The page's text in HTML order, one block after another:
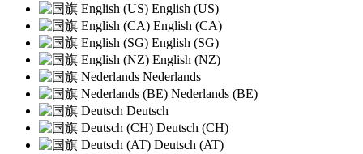
English (US)
English (CA)
English (SG)
English (NZ)
Nederlands
Nederlands (BE)
Deutsch
Deutsch (CH)
Deutsch (AT)